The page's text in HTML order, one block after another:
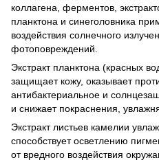
коллагена, ферментов,
планктона и синеголовника
воздействия солнечного
фотоповреждений.
Экстракт планктона (красных
защищает кожу, оказывает
антибактериальное и
и снижает покраснения,
Экстракт листьев камелии
способствует осветлению
от вредного воздействия